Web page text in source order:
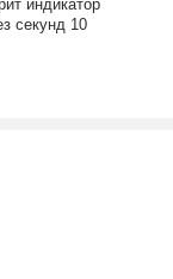
индикатор
секунд 10